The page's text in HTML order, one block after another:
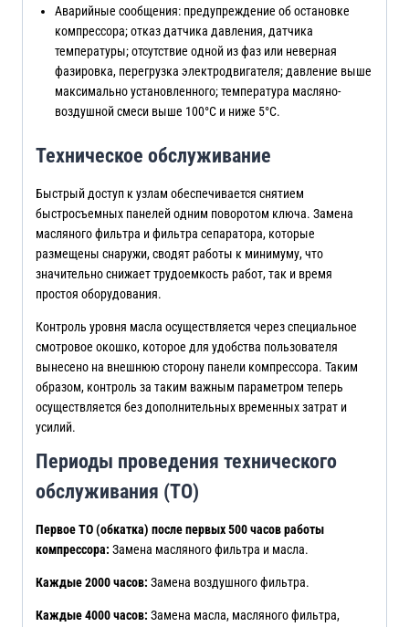
Аварийные сообщения: предупреждение об остановке
компрессора; отказ датчика давления, датчика
температуры; отсутствие одной из фаз или неверная
фазировка, перегрузка электродвигателя; давление выше
максимально установленного; температура масляно-
воздушной смеси выше 100°С и ниже 5°С.
Техническое обслуживание
Быстрый доступ к узлам обеспечивается снятием
быстросъемных панелей одним поворотом ключа. Замена
масляного фильтра и фильтра сепаратора, которые
размещены снаружи, сводят работы к минимуму, что
значительно снижает трудоемкость работ, так и время
простоя оборудования.
Контроль уровня масла осуществляется через специальное
смотровое окошко, которое для удобства пользователя
вынесено на внешнюю сторону панели компрессора. Таким
образом, контроль за таким важным параметром теперь
осуществляется без дополнительных временных затрат и
усилий.
Периоды проведения технического
обслуживания (ТО)
Первое ТО (обкатка) после первых 500 часов работы
компрессора: Замена масляного фильтра и масла.
Каждые 2000 часов: Замена воздушного фильтра.
Каждые 4000 часов: Замена масла, масляного фильтра,